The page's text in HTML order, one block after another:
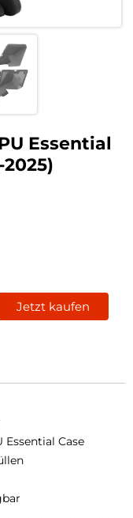
Essential
2025)
Jetzt kaufen
Essential Case